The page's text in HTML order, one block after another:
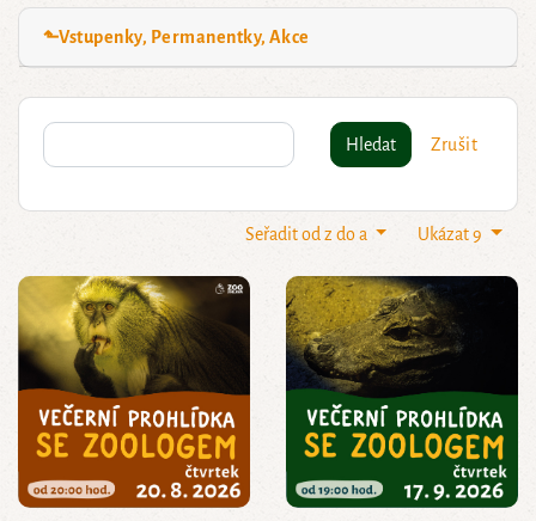
⬑Vstupenky, Permanentky, Akce
Hledat Zrušit
Ukázat 9
Seřadit od z do a